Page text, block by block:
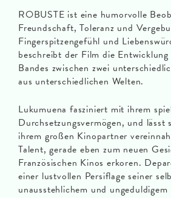
ROBUSTE ist eine humorvolle
Freundschaft, Toleranz und
Fingerspitzengefühl und
beschreibt der Film die Entwicklung
Bandes zwischen zwei
aus unterschiedlichen Welten.
Lukumuena fasziniert mit ihrem
Durchsetzungsvermögen, und lässt
ihrem großen Kinopartner
Talent, gerade eben zum neuen
Französischen Kinos erkoren.
einer lustvollen Persiflage seiner
unausstehlichem und